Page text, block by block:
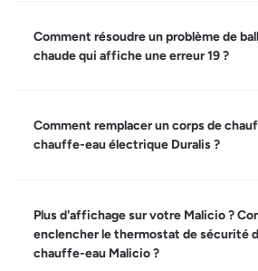
Comment résoudre un problème de
chaude qui affiche une erreur 19 ?
Comment remplacer un corps de
chauffe-eau électrique Duralis ?
Plus d'affichage sur votre Malicio ?
enclencher le thermostat de sécurité
chauffe-eau Malicio ?